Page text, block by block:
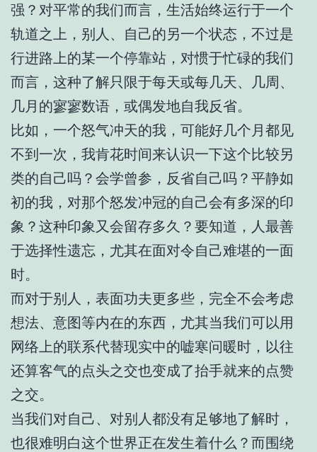
强？对平常的我们而言，生活始终运行于一个
轨道之上，别人、自己的另一个状态，不过是
行进路上的某一个停靠站，对惯于忙碌的我们
而言，这种了解只限于每天或每几天、几周、
几月的寥寥数语，或偶发地自我反省。
比如，一个怒气冲天的我，可能好几个月都见
不到一次，我肯花时间来认识一下这个比较另
类的自己吗？会学曾参，反省自己吗？平静如
初的我，对那个怒发冲冠的自己会有多深的印
象？这种印象又会留存多久？要知道，人最善
于选择性遗忘，尤其在面对令自己难堪的一面
时。
而对于别人，表面功夫更多些，完全不会考虑
想法、意图等内在的东西，尤其当我们可以用
网络上的联系代替现实中的嘘寒问暖时，以往
还算客气的点头之交也变成了抬手就来的点赞
之交。
当我们对自己、对别人都没有足够地了解时，
也很难明白这个世界正在发生着什么？而围绕